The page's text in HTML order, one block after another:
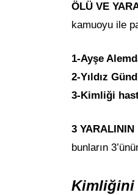
ÖLÜ VE
kamuoyu ile
1-Ayşe
2-Yıldız
3-Kimliği
3 YARALININ
bunların
Kimliğini